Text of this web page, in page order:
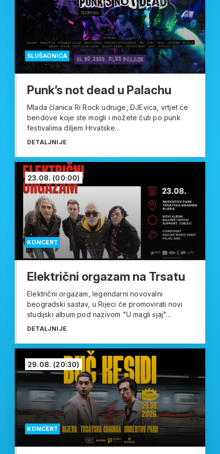
SLUŠAONICA
Punk’s not dead u Palachu
Mlada članica Ri Rock udruge, DJEvica, vrtjet će
bendove koje ste mogli i možete čuti po punk
festivalima diljem Hrvatske...
DETALJNIJE
KONCERT
23.08. (00:00)
Električni orgazam na Trsatu
Električni orgazam, legendarni novovalni
beogradski sastav, u Rijeci će promovirati novi
studijski album pod nazivom "U magli sjaj"...
DETALJNIJE
KONCERT
29.08. (20:30)